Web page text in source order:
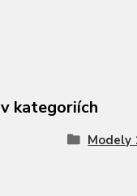
kategoriích
Modely